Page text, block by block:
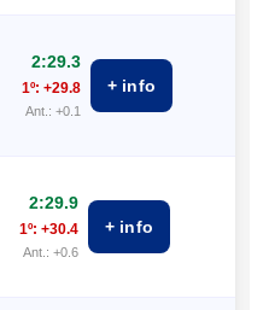
2:29.3
1º: +29.8
Ant.: +0.1
+ info
2:29.9
1º: +30.4
Ant.: +0.6
+ info